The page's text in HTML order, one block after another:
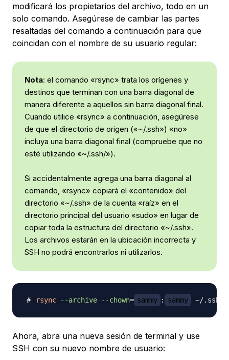
modificará los propietarios del archivo, todo en un
solo comando. Asegúrese de cambiar las partes
resaltadas del comando a continuación para que
coincidan con el nombre de su usuario regular:
Nota: el comando «rsync» trata los orígenes y
destinos que terminan con una barra diagonal de
manera diferente a aquellos sin barra diagonal final.
Cuando utilice «rsync» a continuación, asegúrese
de que el directorio de origen («~/.ssh») «no»
incluya una barra diagonal final (compruebe que no
esté utilizando «~/.ssh/»).
Si accidentalmente agrega una barra diagonal al
comando, «rsync» copiará el «contenido» del
directorio «~/.ssh» de la cuenta «raíz» en el
directorio principal del usuario «sudo» en lugar de
copiar toda la estructura del directorio «~/.ssh».
Los archivos estarán en la ubicación incorrecta y
SSH no podrá encontrarlos ni utilizarlos.
rsync --archive --chown= sammy : sammy ~/.ssh /
Ahora, abra una nueva sesión de terminal y use
SSH con su nuevo nombre de usuario: